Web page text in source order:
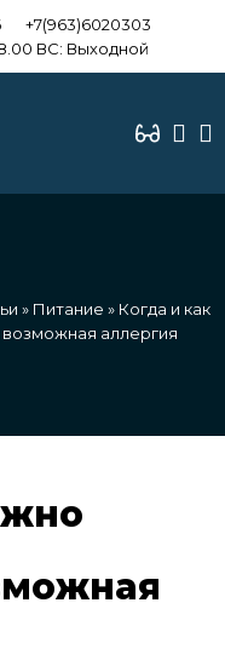
+7(963)6020303
ВС: Выходной
» Питание » Когда и как
возможная аллергия